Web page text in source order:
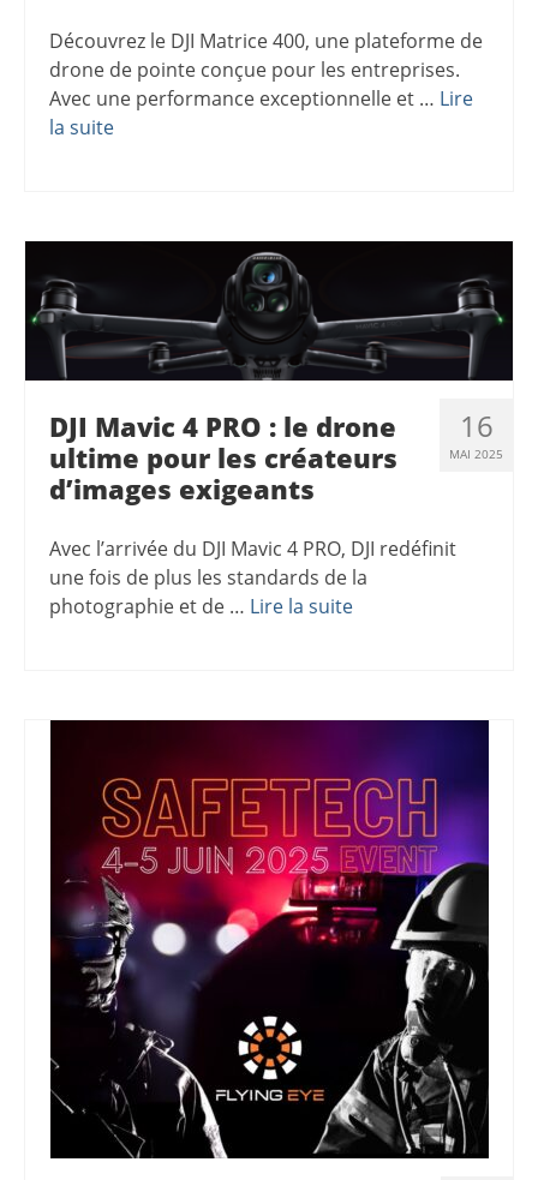
Découvrez le DJI Matrice 400, une plateforme de
drone de pointe conçue pour les entreprises.
Avec une performance exceptionnelle et … Lire
la suite
16
MAI 2025
DJI Mavic 4 PRO : le drone
ultime pour les créateurs
d’images exigeants
Avec l’arrivée du DJI Mavic 4 PRO, DJI redéfinit
une fois de plus les standards de la
photographie et de … Lire la suite